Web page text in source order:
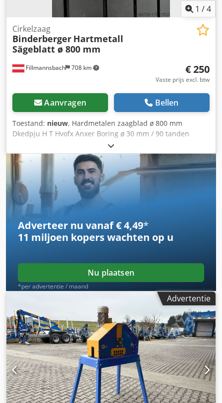
1 /4
Fillmannsbach 708 km
Cirkelzaag
Binderberger Hartmetall
Sägeblatt ø 800 mm
€ 250
Vaste prijs excl. btw
Aanvragen Bellen
Toestand: nieuw, Hardmetalen zaagblad ø 800 mm
Dkedpju H T Hvofx Anxer Boring ø 30 mm / 90 tanden
Adverteer nu vanaf € 4,49*
11 miljoen koperswachten op u
Nu plaatsen
*per advertentie / maand
Advertentie